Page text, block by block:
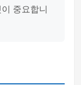
중요합니